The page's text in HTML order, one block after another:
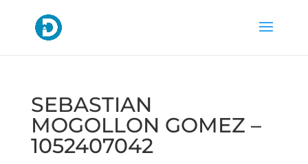
SEBASTIAN
MOGOLLON GOMEZ –
1052407042